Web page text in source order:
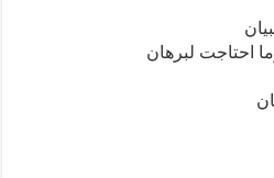
احتاجت لبرهان